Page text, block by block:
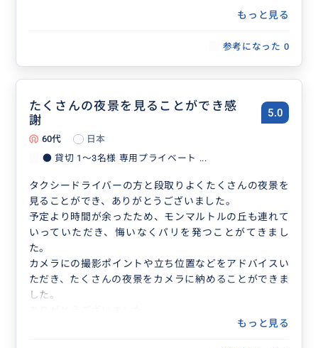
もっと見る
参考になった 0
たくさんの夜景を見ることができ感
謝
5.0
60代
日本
● 貸切 1〜3名様 専用プライベート ...
タクシードライバーの方と段取りよくたくさんの夜景を
見ることができ、ありがとうございました。
予定より時間が余ったため、モンマルトルの丘も連れて
いっていただき、悔いなくパリを発つことがてきまし
た。
カメラにの撮影ポイントや立ち位置などをアドバイスい
ただき、たくさんの夜景をカメラに納めることができま
した。
もっと見る